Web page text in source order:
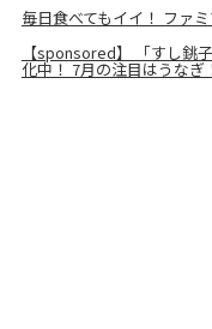
毎日食べてもイイ！ ファ
【sponsored】 「すし銚
化中！ 7月の注目はうなぎ